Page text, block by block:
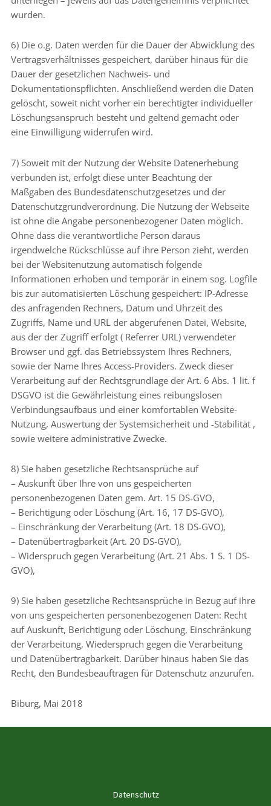
wurden.
6) Die o.g. Daten werden für die Dauer der Abwicklung des
Vertragsverhältnisses gespeichert, darüber hinaus für die
Dauer der gesetzlichen Nachweis- und
Dokumentationspflichten. Anschließend werden die Daten
gelöscht, soweit nicht vorher ein berechtigter individueller
Löschungsanspruch besteht und geltend gemacht oder
eine Einwilligung widerrufen wird.
7) Soweit mit der Nutzung der Website Datenerhebung
verbunden ist, erfolgt diese unter Beachtung der
Maßgaben des Bundesdatenschutzgesetzes und der
Datenschutzgrundverordnung. Die Nutzung der Webseite
ist ohne die Angabe personenbezogener Daten möglich.
Ohne dass die verantwortliche Person daraus
irgendwelche Rückschlüsse auf ihre Person zieht, werden
bei der Websitenutzung automatisch folgende
Informationen erhoben und temporär in einem sog. Logfile
bis zur automatisierten Löschung gespeichert: IP-Adresse
des anfragenden Rechners, Datum und Uhrzeit des
Zugriffs, Name und URL der abgerufenen Datei, Website,
aus der der Zugriff erfolgt ( Referrer URL) verwendeter
Browser und ggf. das Betriebssystem Ihres Rechners,
sowie der Name Ihres Access-Providers. Zweck dieser
Verarbeitung auf der Rechtsgrundlage der Art. 6 Abs. 1 lit. f
DSGVO ist die Gewährleistung eines reibungslosen
Verbindungsaufbaus und einer komfortablen Website-
Nutzung, Auswertung der Systemsicherheit und -Stabilität ,
sowie weitere administrative Zwecke.
8) Sie haben gesetzliche Rechtsansprüche auf
– Auskunft über Ihre von uns gespeicherten
personenbezogenen Daten gem. Art. 15 DS-GVO,
– Berichtigung oder Löschung (Art. 16, 17 DS-GVO),
– Einschränkung der Verarbeitung (Art. 18 DS-GVO),
– Datenübertragbarkeit (Art. 20 DS-GVO),
– Widerspruch gegen Verarbeitung (Art. 21 Abs. 1 S. 1 DS-
GVO),
9) Sie haben gesetzliche Rechtsansprüche in Bezug auf ihre
von uns gespeicherten personenbezogenen Daten: Recht
auf Auskunft, Berichtigung oder Löschung, Einschränkung
der Verarbeitung, Wiederspruch gegen die Verarbeitung
und Datenübertragbarkeit. Darüber hinaus haben Sie das
Recht, den Bundesbeauftragen für Datenschutz anzurufen.
Biburg, Mai 2018
Datenschutz